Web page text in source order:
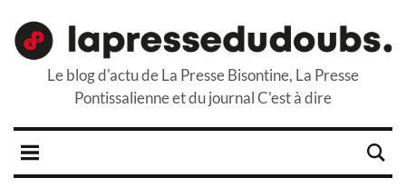
Le blog d'actu de La Presse Bisontine, La Presse
Pontissalienne et du journal C'est à dire